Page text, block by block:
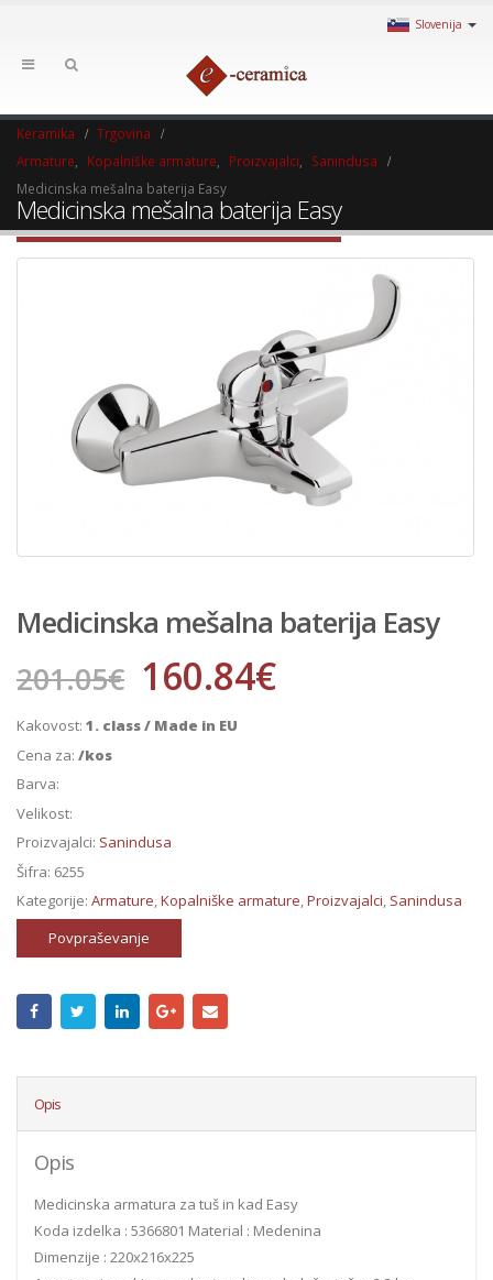
Slovenija
Keramika
Trgovina
Armature
Kopalniške armature Proizvajalci
Sanindusa
Medicinska mešalna baterija Easy
Medicinska mešalna baterija Easy
Medicinska mešalna baterija Easy
201.05€ 160.84€
Kakovost: 1. class / Made in EU
Cena za: /kos
Barva:
Velikost:
Proizvajalci: Sanindusa
Šifra: 6255
Kategorije: Armature,Kopalniške armature,Proizvajalci, Sanindusa
Povpraševanje
Opis
Opis
Medicinska armatura za tuš in kad Easy
Koda izdelka : 5366801 Material : Medenina
Dimenzije : 220x216x225